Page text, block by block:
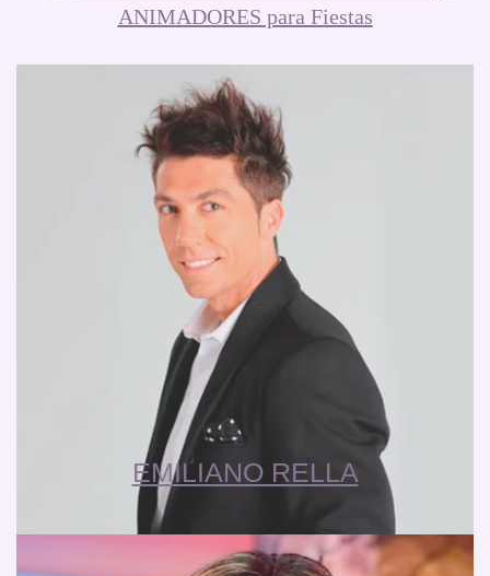
ANIMADORES para Fiestas
EMILIANO RELLA